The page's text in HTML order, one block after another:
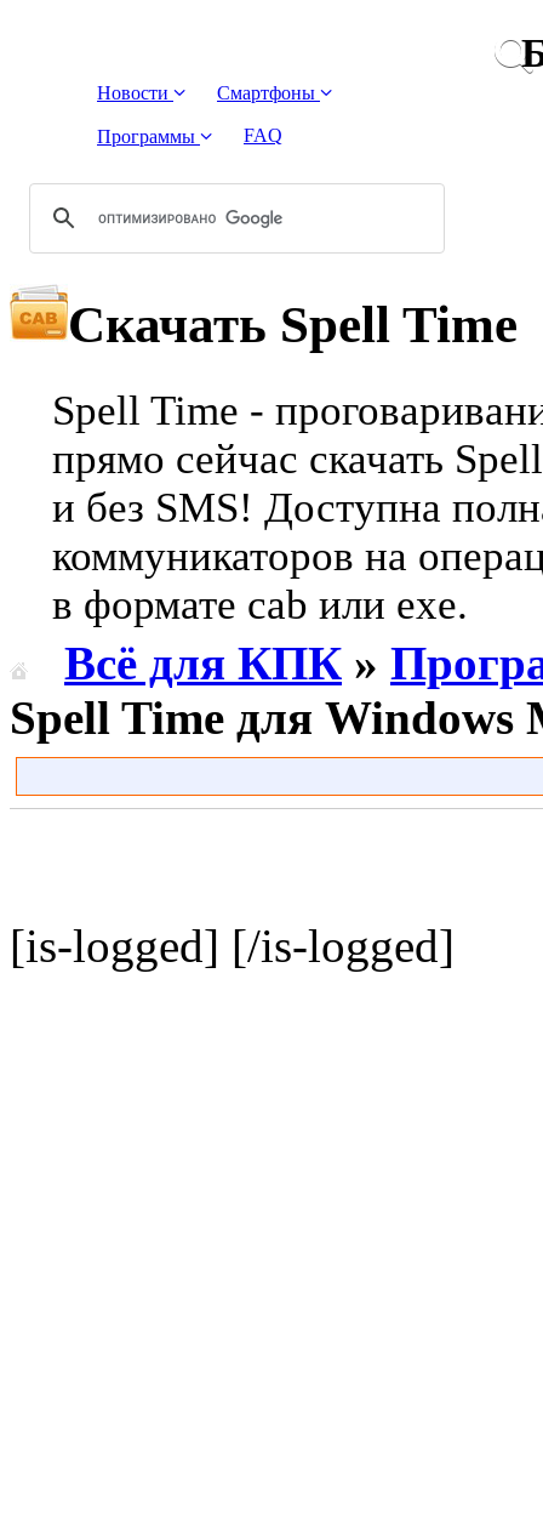
Новости Смартфоны
Программы FAQ
Скачать Spell Time
Spell Time -
прямо сейчас скачать
и без SMS! Доступна
коммуникаторов на
в формате cab или exe.
Всё для КПК »
Spell Time для Windows
[is-logged] [/is-logged]